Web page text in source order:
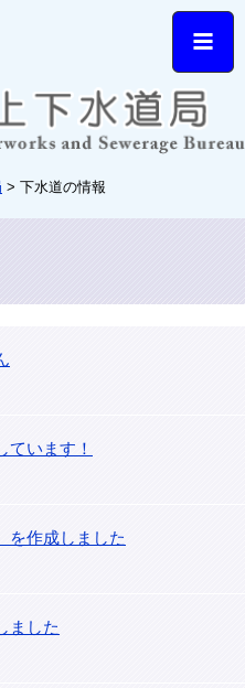
> 下水道の情報
ています！
を作成しました
ました